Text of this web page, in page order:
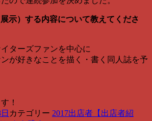
示）する内容について教えてくださ
ターズファンを中心に
が好きなことを描く・書く同人誌を予
！
カテゴリー 2017出店者 【出店者紹